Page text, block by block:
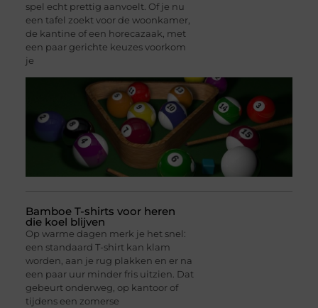
spel echt prettig aanvoelt. Of je nu
een tafel zoekt voor de woonkamer,
de kantine of een horecazaak, met
een paar gerichte keuzes voorkom
je
Bamboe T-shirts voor heren
die koel blijven
Op warme dagen merk je het snel:
een standaard T-shirt kan klam
worden, aan je rug plakken en er na
een paar uur minder fris uitzien. Dat
gebeurt onderweg, op kantoor of
tijdens een zomerse